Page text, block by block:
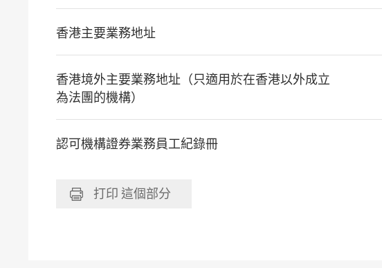
香港主要業務地址
香港境外主要業務地址（只適用於在香港以外成立
為法團的機構）
認可機構證券業務員工紀錄冊
打印 這個部分